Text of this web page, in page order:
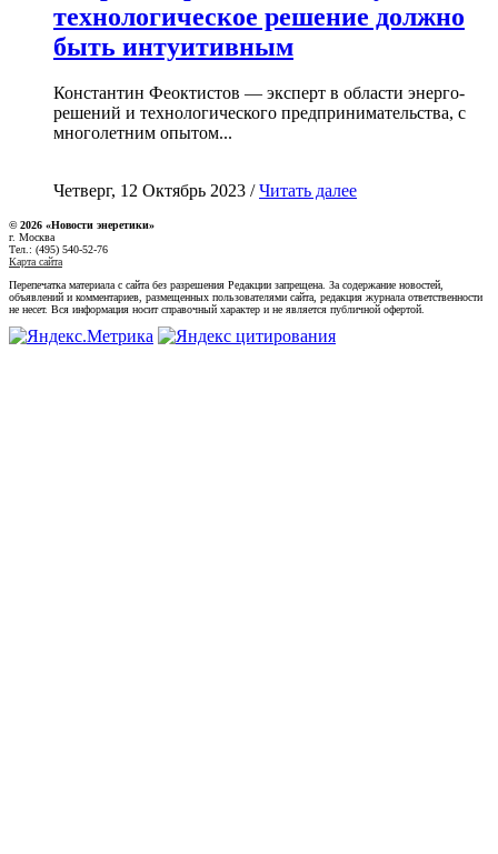
технологическое решение должно
быть интуитивным
Константин Феоктистов — эксперт в области энерго-
решений и технологического предпринимательства, с
многолетним опытом...
Четверг, 12 Октябрь 2023 /Читать далее
© 2026 «Новости энеретики»
г. Москва
Тел.: (495) 540-52-76
Карта сайта
Перепечатка материала с сайта без разрешения Редакции запрещена. За содержание новостей,
объявлений и комментариев, размещенных пользователями сайта, редакция журнала ответственности
не несет. Вся информация носит справочный характер и не является публичной офертой.